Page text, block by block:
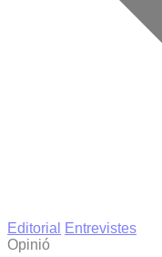
Editorial
Entrevistes
Opinió